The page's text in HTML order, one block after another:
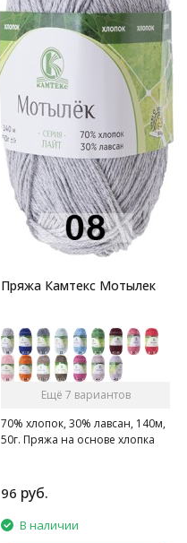
Пряжа Камтекс Мотылек
Ещё 7 вариантов
70% хлопок, 30% лавсан, 140м,
50г. Пряжа на основе хлопка
96 руб.
В наличии